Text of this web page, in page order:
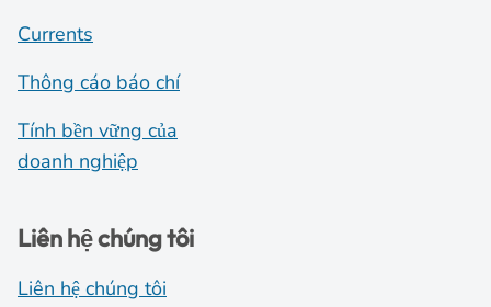
Currents
Thông cáo báo chí
Tính bền vững của
doanh nghiệp
Liên hệ chúng tôi
Liên hệ chúng tôi